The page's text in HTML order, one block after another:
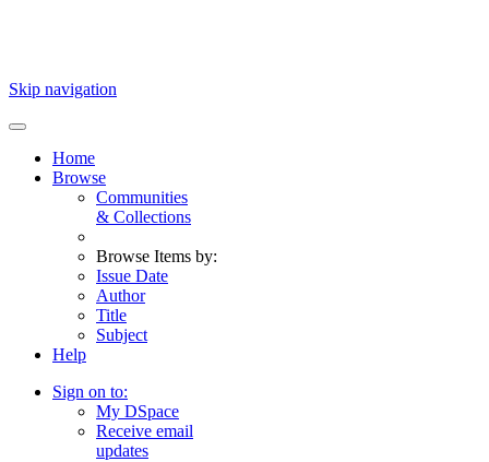
Skip navigation
Home
Browse
Communities
& Collections
Browse Items by:
Issue Date
Author
Title
Subject
Help
Sign on to:
My DSpace
Receive email
updates